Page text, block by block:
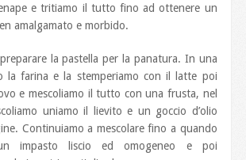
e tritiamo il tutto fino ad ottenere un
amalgamato e morbido.
la pastella per la panatura. In una
la farina e la stemperiamo con il latte poi
e mescoliamo il tutto con una frusta, nel
uniamo il lievito e un goccio d’olio
Continuiamo a mescolare fino a quando
impasto liscio ed omogeneo e poi